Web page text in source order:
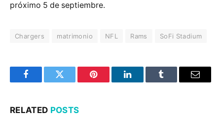
próximo 5 de septiembre.
Chargers matrimonio NFL Rams SoFi Stadium
FacebookTwitter Pinterest LinkedInTumblr Email
RELATED POSTS